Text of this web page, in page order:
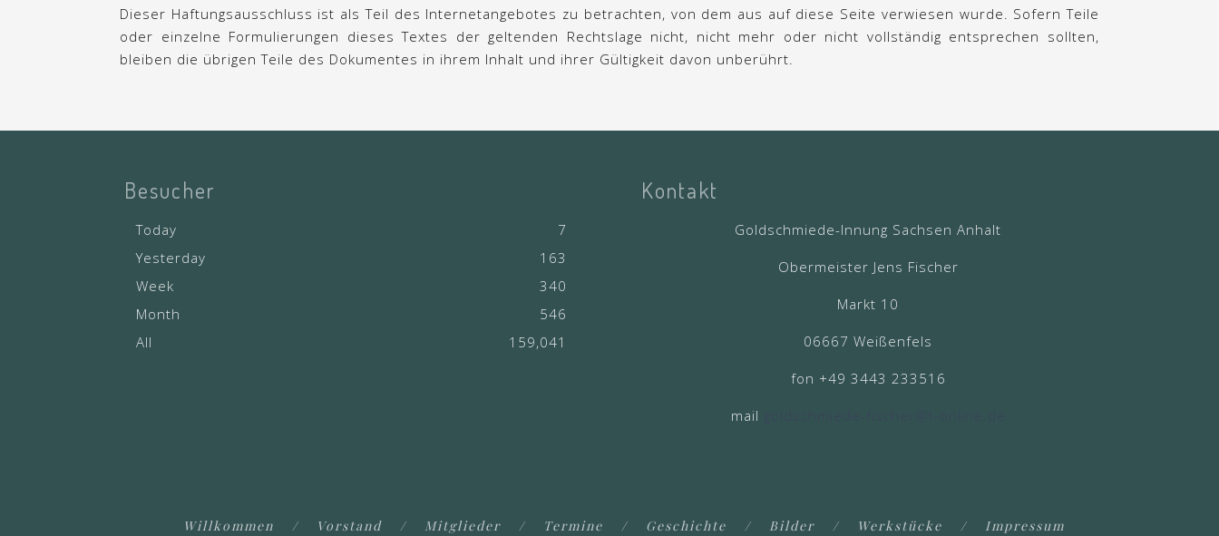
Dieser Haftungsausschluss ist als Teil des Internetangebotes zu betrachten, von dem aus auf diese Seite verwiesen wurde. Sofern Teile
oder einzelne Formulierungen dieses Textes der geltenden Rechtslage nicht, nicht mehr oder nicht vollständig entsprechen sollten,
bleiben die übrigen Teile des Dokumentes in ihrem Inhalt und ihrer Gültigkeit davon unberührt.
Besucher
Today
7
Yesterday
163
Week
340
Month
546
All
159,041
Kontakt
Goldschmiede-Innung Sachsen Anhalt
Obermeister Jens Fischer
Markt 10
06667 Weißenfels
fon +49 3443 233516
mail
Willkommen Vorstand Mitglieder Termine Geschichte Bilder Werkstücke Impressum